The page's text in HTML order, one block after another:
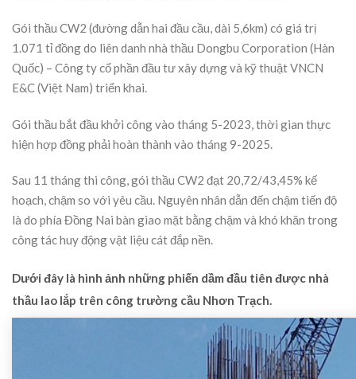
Gói thầu CW2 (đường dẫn hai đầu cầu, dài 5,6km) có giá trị
1.071 tỉ đồng do liên danh nhà thầu Dongbu Corporation (Hàn
Quốc) – Công ty cổ phần đầu tư xây dựng và kỹ thuật VNCN
E&C (Việt Nam) triển khai.
Gói thầu bắt đầu khởi công vào tháng 5-2023, thời gian thực
hiện hợp đồng phải hoàn thành vào tháng 9-2025.
Sau 11 tháng thi công, gói thầu CW2 đạt 20,72/43,45% kế
hoạch, chậm so với yêu cầu. Nguyên nhân dẫn đến chậm tiến độ
là do phía Đồng Nai bàn giao mặt bằng chậm và khó khăn trong
công tác huy động vật liệu cát đắp nền.
Dưới đây là hình ảnh những phiến dầm đầu tiên được nhà
thầu lao lắp trên công trường cầu Nhơn Trạch.